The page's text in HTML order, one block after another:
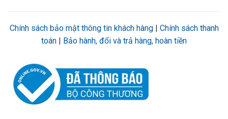
Chính sách bảo mật thông tin khách hàng| Chính sách thanh
toán | Bảo hành, đổi và trả hàng, hoàn tiền